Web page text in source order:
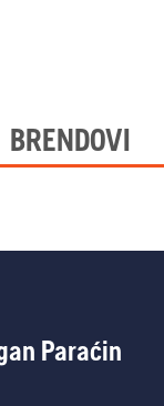
BRENDOVI
Paraćin